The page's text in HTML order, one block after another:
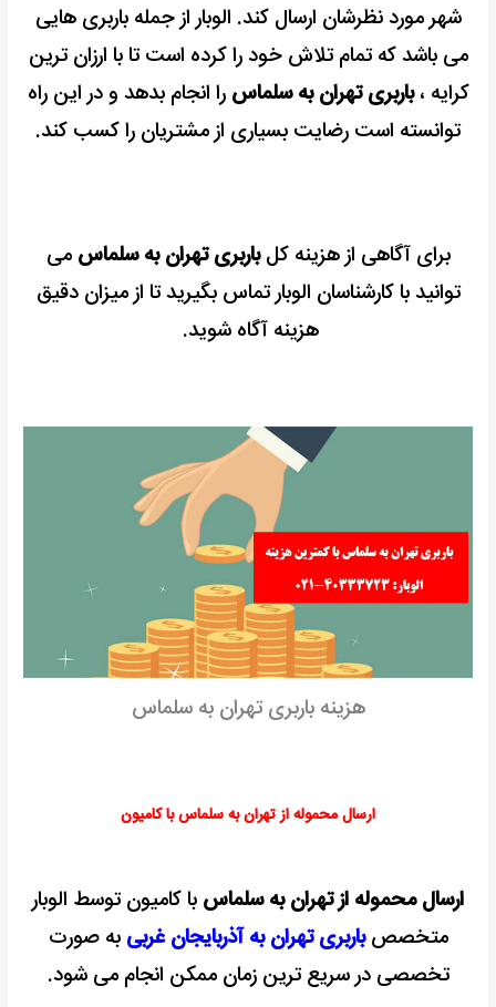
شهر مورد نظرشان ارسال کند. الوبار از جمله باربری هایی
می باشد که تمام تلاش خود را کرده است تا با ارزان ترین
کرایه ،باربری تهران به سلماس را انجام بدهد و در این راه
توانسته است رضایت بسیاری از مشتریان را کسب کند.
برای آگاهی از هزینه کلباربری تهران به سلماس می
توانید با کارشناسان الوبار تماس بگیرید تا از میزان دقیق
هزینه آگاه شوید.
هزینه باربری تهران به سلماس
ارسال محموله از تهران به سلماس با کامیون
ارسال محموله از تهران به سلماس با کامیون توسط الوبار
متخصصباربری تهران به آذربایجان غربی به صورت
تخصصی در سریع ترین زمان ممکن انجام می شود.